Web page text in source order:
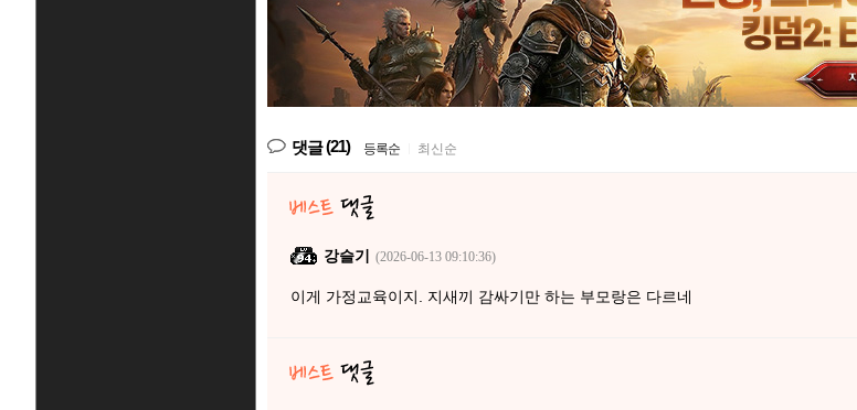
댓글(21) 등록순 최신순
강슬기 (2026-06-13 09:10:36)
이게 가정교육이지. 지새끼 감싸기만 하는 부모랑은 다르네